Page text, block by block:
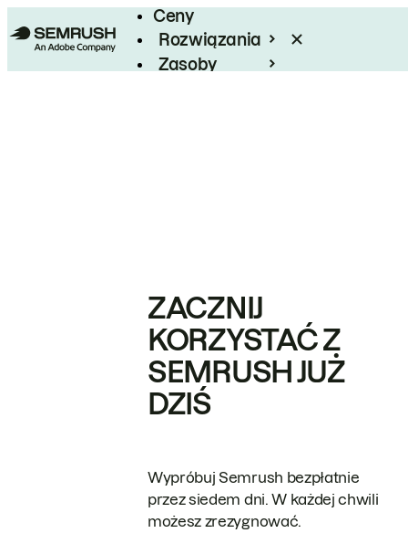
Ceny
Rozwiązania
Zasoby
ZACZNIJ
KORZYSTAĆ Z
SEMRUSH JUŻ
DZIŚ
Wypróbuj Semrush bezpłatnie
przez siedem dni. W każdej chwili
możesz zrezygnować.